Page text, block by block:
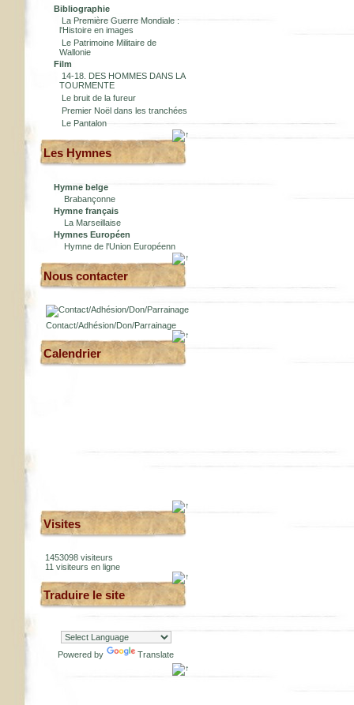
Bibliographie
La Première Guerre Mondiale :
l'Histoire en images
Le Patrimoine Militaire de
Wallonie
Film
14-18. DES HOMMES DANS LA
TOURMENTE
Le bruit de la fureur
Premier Noël dans les tranchées
Le Pantalon
Les Hymnes
Hymne belge
Brabançonne
Hymne français
La Marseillaise
Hymnes Européen
Hymne de l'Union Européenn
Nous contacter
Contact/Adhésion/Don/Parrainage
Calendrier
Visites
1453098 visiteurs
11 visiteurs en ligne
Traduire le site
Powered by Translate